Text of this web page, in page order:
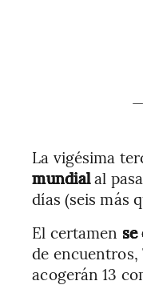
La vigésima
mundialal
días (seis más
El certamen
de encuentros,
acogerán 13